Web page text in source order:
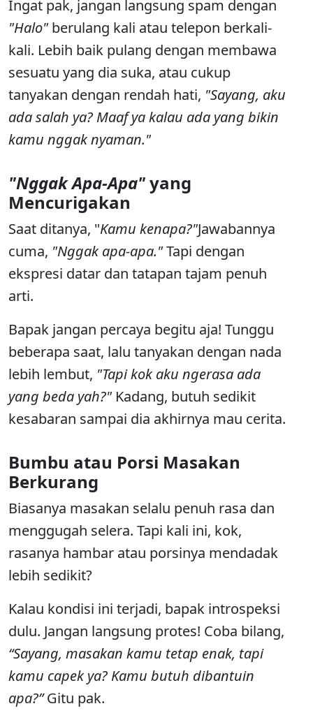
Ingat pak, jangan langsung spam dengan
"Halo" berulang kali atau telepon berkali-
kali. Lebih baik pulang dengan membawa
sesuatu yang dia suka, atau cukup
tanyakan dengan rendah hati, "Sayang, aku
ada salah ya? Maaf ya kalau ada yang bikin
kamu nggak nyaman."
"Nggak Apa-Apa"yang
Mencurigakan
Saat ditanya, "Kamu kenapa?"Jawabannya
cuma, "Nggak apa-apa."Tapi dengan
ekspresi datar dan tatapan tajam penuh
arti.
Bapak jangan percaya begitu aja! Tunggu
beberapa saat, lalu tanyakan dengan nada
lebih lembut, "Tapi kok aku ngerasa ada
yang beda yah?" Kadang, butuh sedikit
kesabaran sampai dia akhirnya mau cerita.
Bumbu atau Porsi Masakan
Berkurang
Biasanya masakan selalu penuh rasa dan
menggugah selera. Tapi kali ini, kok,
rasanya hambar atau porsinya mendadak
lebih sedikit?
Kalau kondisi ini terjadi, bapak introspeksi
dulu. Jangan langsung protes! Coba bilang,
“Sayang, masakan kamu tetap enak, tapi
kamu capek ya? Kamu butuh dibantuin
apa?”Gitu pak.